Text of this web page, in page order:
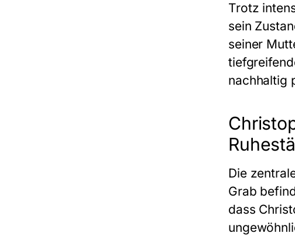
Trotz
sein
seiner
nachhaltig
Die
Grab
dass